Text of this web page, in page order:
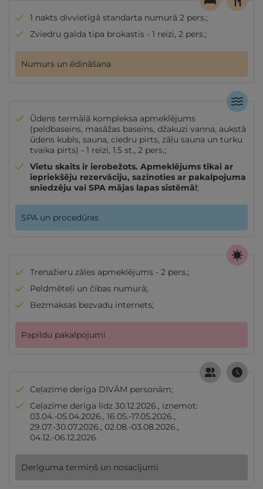
1 nakts divvietīgā standarta numurā 2 pers.;
Zviedru galda tipa brokastis - 1 reizi, 2 pers.;
Numurs un ēdināšana
Ūdens termālā kompleksa apmeklējums
(peldbaseins, masāžas baseins, džakuzi vanna, aukstā
ūdens kubls, sauna, ciedru pirts, zāļu sauna un turku
tvaika pirts) - 1 reizi, 1.5 st., 2 pers.;
Vietu skaits ir ierobežots. Apmeklējums tikai ar
iepriekšēju rezervāciju, sazinoties ar pakalpojuma
sniedzēju vai SPA mājas lapas sistēmā!;
SPA un procedūras
Trenažieru zāles apmeklējums - 2 pers.;
Peldmēteļi un čības numurā;
Bezmaksas bezvadu internets;
Papildu pakalpojumi
Ceļazīme derīga DIVĀM personām;
Ceļazīme derīga līdz 30.12.2026., izņemot:
03.04.-05.04.2026., 16.05.-17.05.2026.,
29.07.-30.07.2026., 02.08.-03.08.2026.,
04.12.-06.12.2026.
Derīguma termiņš un nosacījumi